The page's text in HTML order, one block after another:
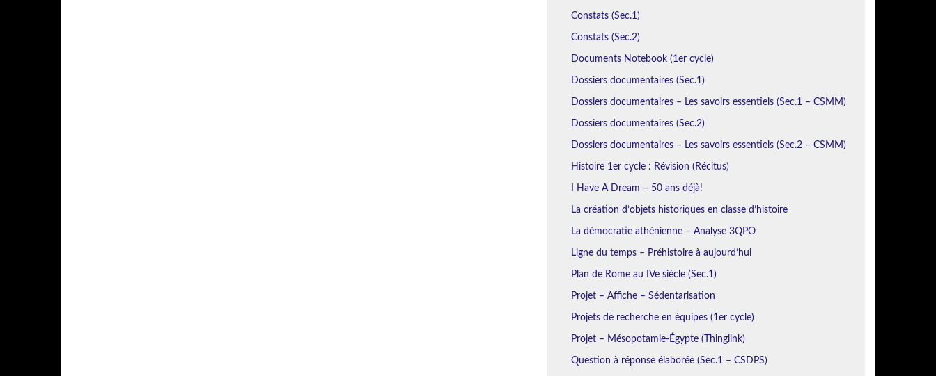
Constats (Sec.1)
Constats (Sec.2)
Documents Notebook (1er cycle)
Dossiers documentaires (Sec.1)
Dossiers documentaires – Les savoirs essentiels (Sec.1 – CSMM)
Dossiers documentaires (Sec.2)
Dossiers documentaires – Les savoirs essentiels (Sec.2 – CSMM)
Histoire 1er cycle : Révision (Récitus)
I Have A Dream – 50 ans déjà!
La création d’objets historiques en classe d’histoire
La démocratie athénienne – Analyse 3QPO
Ligne du temps – Préhistoire à aujourd’hui
Plan de Rome au IVe siècle (Sec.1)
Projet – Affiche – Sédentarisation
Projets de recherche en équipes (1er cycle)
Projet – Mésopotamie-Égypte (Thinglink)
Question à réponse élaborée (Sec.1 – CSDPS)